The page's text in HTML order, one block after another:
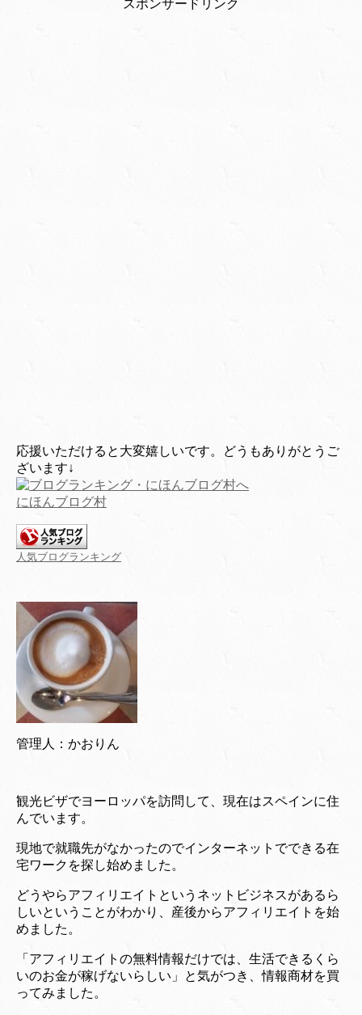
スポンサードリンク
応援いただけると大変嬉しいです。どうもありがとうご
ざいます↓
にほんブログ村
人気ブログランキング
管理人：かおりん
観光ビザでヨーロッパを訪問して、現在はスペインに住
んでいます。
現地で就職先がなかったのでインターネットでできる在
宅ワークを探し始めました。
どうやらアフィリエイトというネットビジネスがあるら
しいということがわかり、産後からアフィリエイトを始
めました。
「アフィリエイトの無料情報だけでは、生活できるくら
いのお金が稼げないらしい」と気がつき、情報商材を買
ってみました。